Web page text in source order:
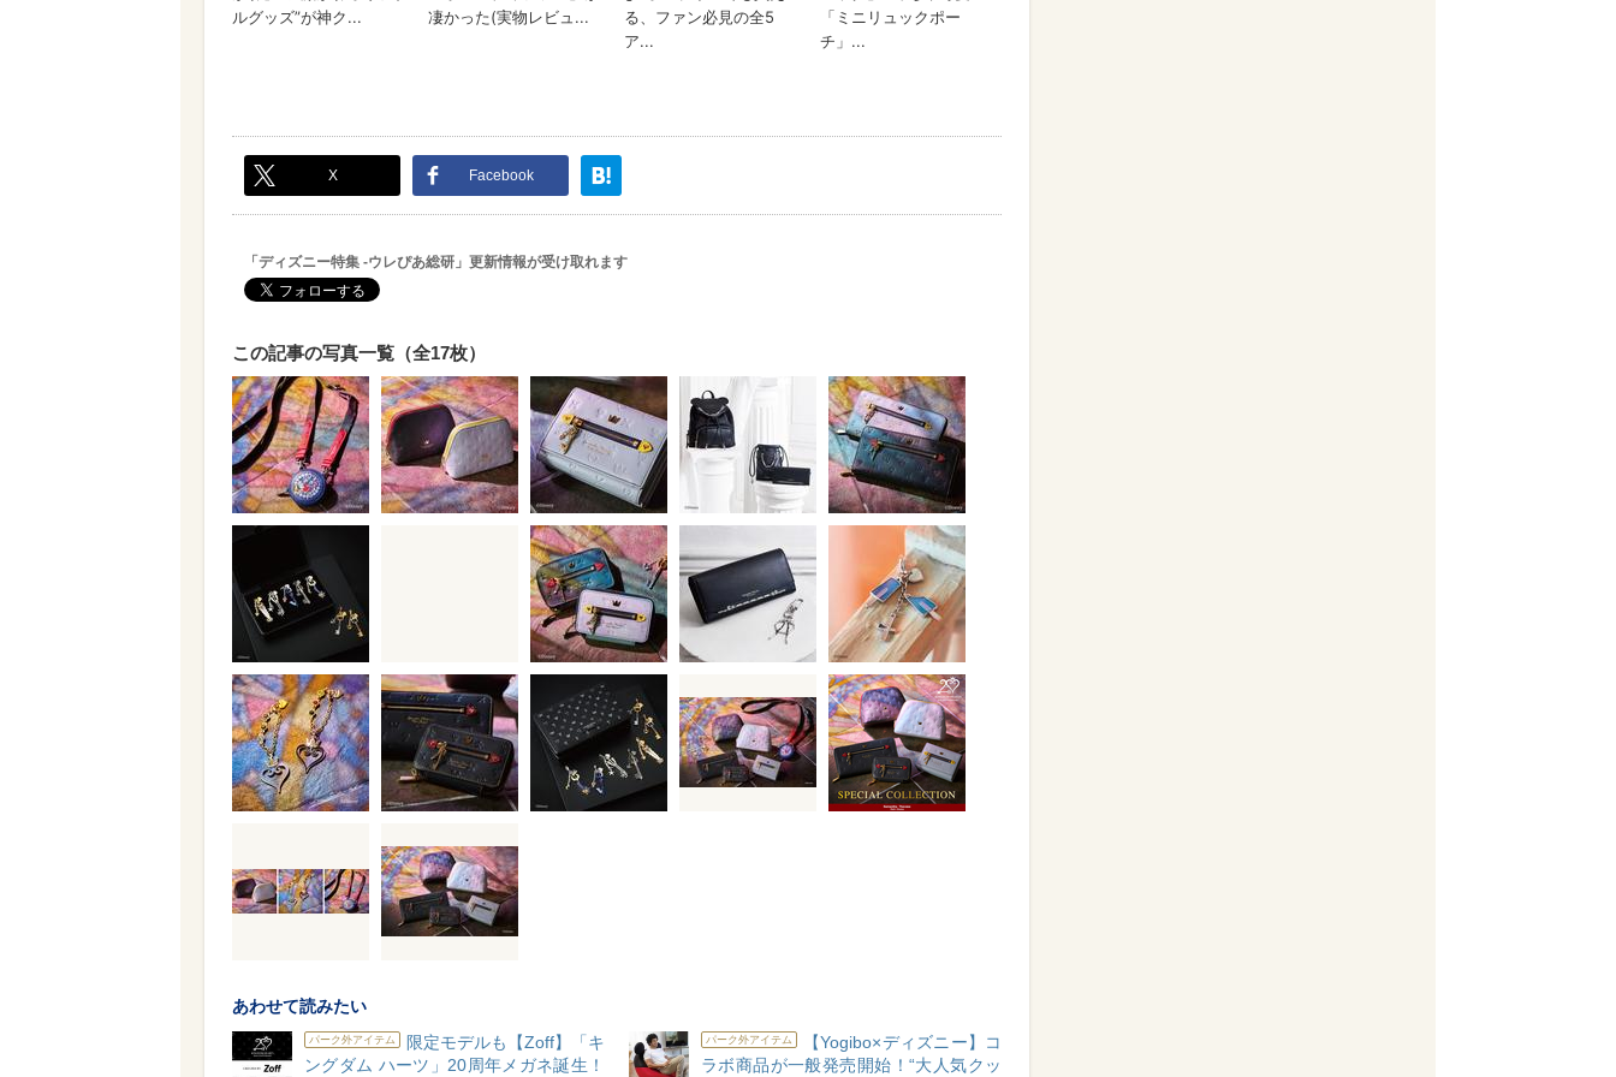
X Facebook
「ディズニー特集 -ウレぴあ総研」更新情報が受け取れます
この記事の写真一覧（全17枚）
あわせて読みたい
パーク外アイテム
限定モデルも【Zoff】「キ
ングダム ハーツ」20周年メガネ誕生！
パーク外アイテム
【Yogibo×ディズニー】コ
ラボ商品が一般発売開始！“大人気クッ